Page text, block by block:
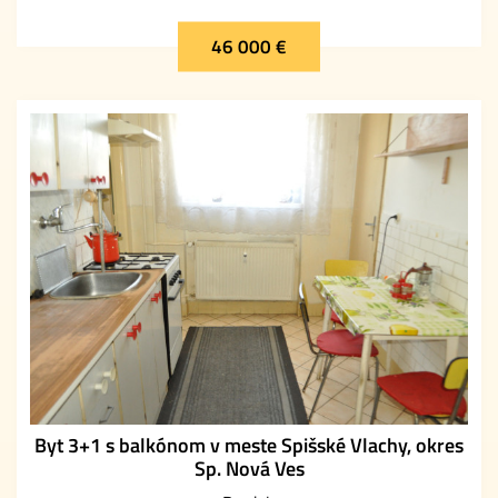
46 000 €
Byt 3+1 s balkónom v meste Spišské Vlachy, okres
Sp. Nová Ves